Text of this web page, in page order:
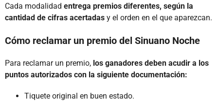
Cada modalidad entrega premios diferentes, según la
cantidad de cifras acertadas y el orden en el que aparezcan.
Cómo reclamar un premio del Sinuano Noche
Para reclamar un premio, los ganadores deben acudir a los
puntos autorizados con la siguiente documentación:
Tiquete original en buen estado.